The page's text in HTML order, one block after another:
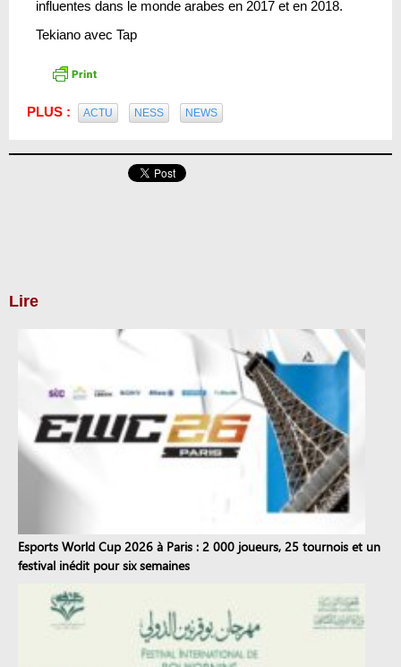
influentes dans le monde arabes en 2017 et en 2018.
Tekiano avec Tap
PLUS : ACTU NESS NEWS
Lire
Esports World Cup 2026 à Paris : 2 000 joueurs, 25 tournois et un
festival inédit pour six semaines